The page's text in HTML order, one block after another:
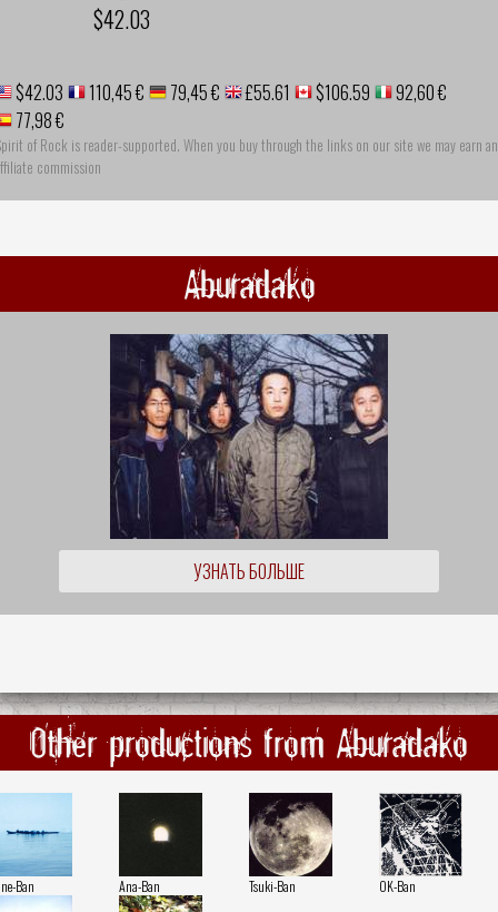
$42.03
$42.03 110,45 € 79,45 € £55.61 $106.59
92,60 €
77,98 €
of Rock is reader-supported. When you buy through the links on our site we may earn an
commission
Aburadako
УЗНАТЬ БОЛЬШЕ
Other productions from Aburadako
Ban Ana-Ban Tsuki-Ban OK-Ban